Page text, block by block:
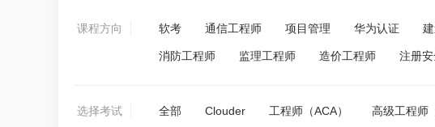
课程方向 软考 通信工程师 项目管理 华为认证
消防工程师 监理工程师 造价工程师 注册
选择考试 全部 Clouder 工程师（ACA） 高级工程师